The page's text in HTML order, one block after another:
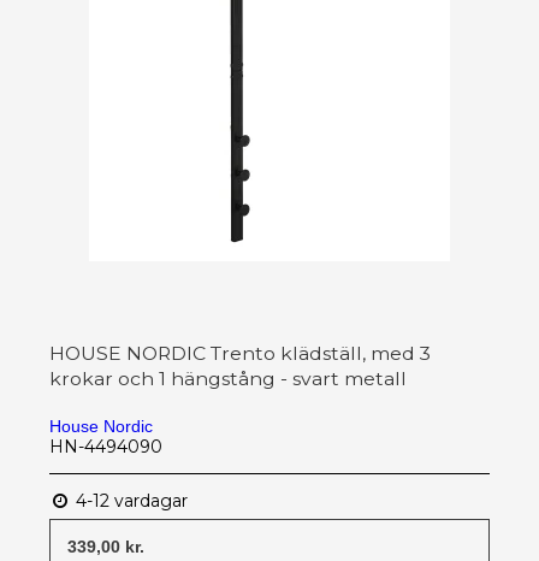
HOUSE NORDIC Trento klädställ, med 3
krokar och 1 hängstång - svart metall
House Nordic
HN-4494090
4-12 vardagar
339,00 kr.